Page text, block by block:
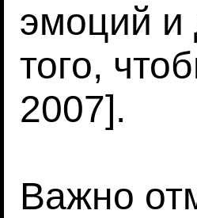
эмоций и
того,
2007].
Важно